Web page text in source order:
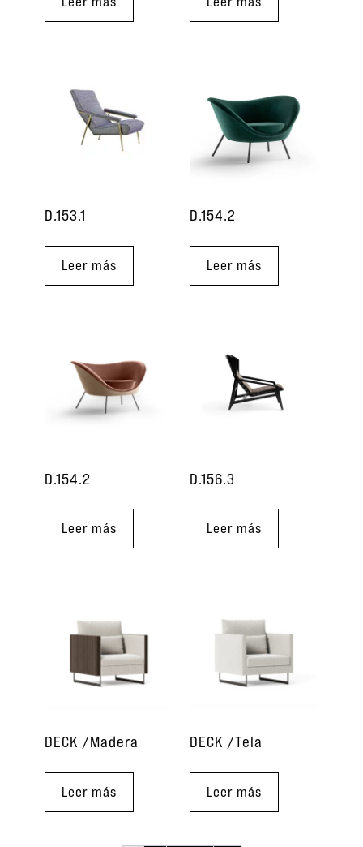
D.153.1
Leer más
D.154.2
Leer más
D.154.2
Leer más
D.156.3
Leer más
DECK /Madera
Leer más
DECK /Tela
Leer más